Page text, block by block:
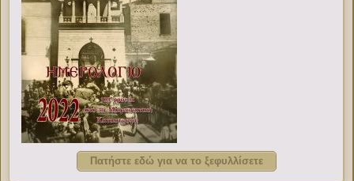
Πατήστε εδώ για να το ξεφυλλίσετε